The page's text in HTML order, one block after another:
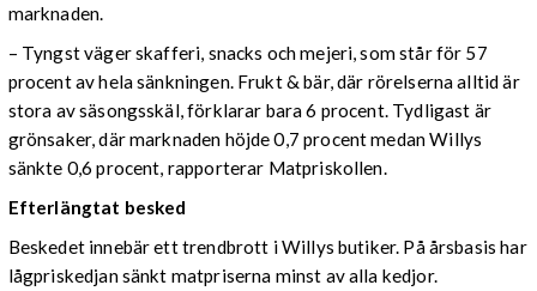
marknaden.
– Tyngst väger skafferi, snacks och mejeri, som står för 57
procent av hela sänkningen. Frukt & bär, där rörelserna alltid är
stora av säsongsskäl, förklarar bara 6 procent. Tydligast är
grönsaker, där marknaden höjde 0,7 procent medan Willys
sänkte 0,6 procent, rapporterar Matpriskollen.
Efterlängtat besked
Beskedet innebär ett trendbrott i Willys butiker. På årsbasis har
lågpriskedjan sänkt matpriserna minst av alla kedjor.